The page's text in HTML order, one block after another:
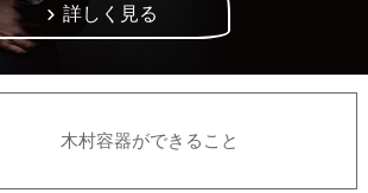
詳しく見る
木村容器ができること